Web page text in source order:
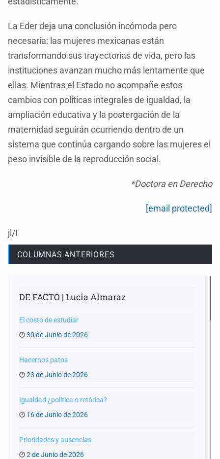
La Eder deja una conclusión incómoda pero
necesaria: las mujeres mexicanas están
transformando sus trayectorias de vida, pero las
instituciones avanzan mucho más lentamente que
ellas. Mientras el Estado no acompañe estos
cambios con políticas integrales de igualdad, la
ampliación educativa y la postergación de la
maternidad seguirán ocurriendo dentro de un
sistema que continúa cargando sobre las mujeres el
peso invisible de la reproducción social.
*Doctora en Derecho
[email protected]
jl/I
COLUMNAS ANTERIORES
DE FACTO | Lucía Almaraz
El costo de estudiar
30 de Junio de 2026
Hacernos patos
23 de Junio de 2026
Igualdad ¿política o retórica?
16 de Junio de 2026
Prioridades y ausencias
2 de Junio de 2026